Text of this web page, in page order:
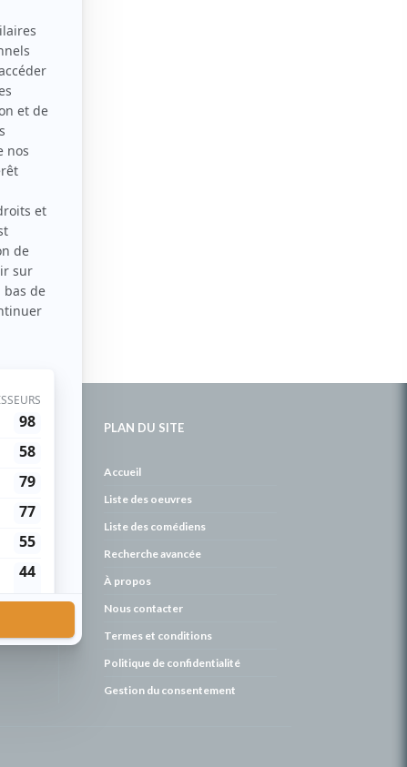
PLAN DU SITE
Accueil
Liste des oeuvres
Liste des comédiens
Recherche avancée
À propos
Nous contacter
Termes et conditions
Politique de confidentialité
Gestion du consentement